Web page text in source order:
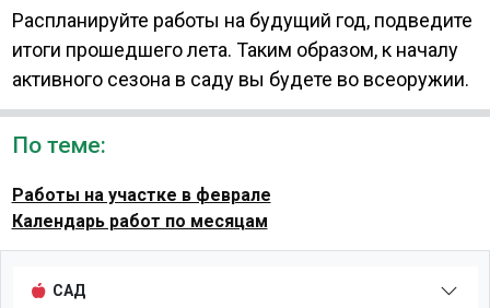
Распланируйте работы на будущий год, подведите
итоги прошедшего лета. Таким образом, к началу
активного сезона в саду вы будете во всеоружии.
По теме:
Работы на участке в феврале
Календарь работ по месяцам
САД